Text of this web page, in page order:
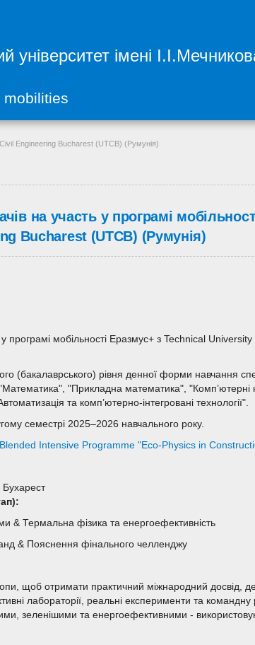
університет імені
mobilities
Engineering Bucharest (UTCB) (Румунія)
на участь у програмі
Bucharest (UTCB) (Румунія)
програмі мобільності Еразмус+ з Technical
(бакалаврського) рівня денної форми навчання
"Прикладна математика", "Комп’ютерні
та комп’ютерно-інтегровані технології".
семестрі 2025–2026 навчального року.
Blended Intensive Programme "Eco-Physics in
Бухарест
& Термальна фізика та енергоефективність
& Пояснення фінального челленджу
щоб отримати практичний міжнародний досвід,
лабораторії, реальні експерименти та
зеленішими та енергоефективними -